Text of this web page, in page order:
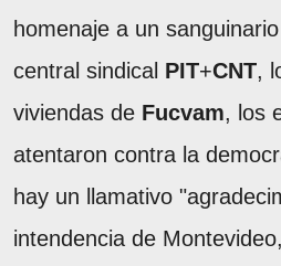
homenaje a un
central sindical PIT+CNT,
viviendas de Fucvam, los
atentaron contra la
hay un llamativo
intendencia de